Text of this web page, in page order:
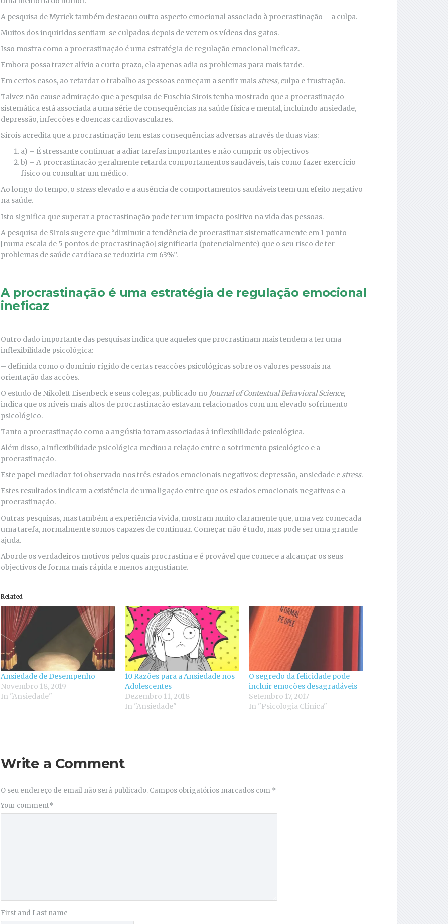
A pesquisa de Myrick também destacou outro aspecto emocional associado à procrastinação – a culpa.
Muitos dos inquiridos sentiam-se culpados depois de verem os vídeos dos gatos.
Isso mostra como a procrastinação é uma estratégia de regulação emocional ineficaz.
Embora possa trazer alívio a curto prazo, ela apenas adia os problemas para mais tarde.
Em certos casos, ao retardar o trabalho as pessoas começam a sentir mais stress, culpa e frustração.
Talvez não cause admiração que a pesquisa de Fuschia Sirois tenha mostrado que a procrastinação
sistemática está associada a uma série de consequências na saúde física e mental, incluindo ansiedade,
depressão, infecções e doenças cardiovasculares.
Sirois acredita que a procrastinação tem estas consequências adversas através de duas vias:
a) – É stressante continuar a adiar tarefas importantes e não cumprir os objectivos
b) – A procrastinação geralmente retarda comportamentos saudáveis, tais como fazer exercício
físico ou consultar um médico.
Ao longo do tempo, o stresselevado e a ausência de comportamentos saudáveis teem um efeito negativo
na saúde.
Isto significa que superar a procrastinação pode ter um impacto positivo na vida das pessoas.
A pesquisa de Sirois sugere que “diminuir a tendência de procrastinar sistematicamente em 1 ponto
[numa escala de 5 pontos de procrastinação] significaria (potencialmente) que o seu risco de ter
problemas de saúde cardíaca se reduziria em 63%”.
A procrastinação é uma estratégia de regulação emocional
ineficaz
Outro dado importante das pesquisas indica que aqueles que procrastinam mais tendem a ter uma
inflexibilidade psicológica:
– definida como o domínio rígido de certas reacções psicológicas sobre os valores pessoais na
orientação das acções.
O estudo de Nikolett Eisenbeck e seus colegas, publicado no Journal of Contextual Behavioral Science,
indica que os níveis mais altos de procrastinação estavam relacionados com um elevado sofrimento
psicológico.
Tanto a procrastinação como a angústia foram associadas à inflexibilidade psicológica.
Além disso, a inflexibilidade psicológica mediou a relação entre o sofrimento psicológico e a
procrastinação.
Este papel mediador foi observado nos três estados emocionais negativos: depressão, ansiedade e stress.
Estes resultados indicam a existência de uma ligação entre que os estados emocionais negativos e a
procrastinação.
Outras pesquisas, mas também a experiência vivida, mostram muito claramente que, uma vez começada
uma tarefa, normalmente somos capazes de continuar. Começar não é tudo, mas pode ser uma grande
ajuda.
Aborde os verdadeiros motivos pelos quais procrastina e é provável que comece a alcançar os seus
objectivos de forma mais rápida e menos angustiante.
Related
Ansiedade de Desempenho
Novembro 18, 2019
In "Ansiedade"
10 Razões para a Ansiedade nos
Adolescentes
Dezembro 11, 2018
In "Ansiedade"
O segredo da felicidade pode
incluir emoções desagradáveis
Setembro 17, 2017
In "Psicologia Clínica"
Write a Comment
O seu endereço de email não será publicado. Campos obrigatórios marcados com *
Your comment*
First and Last name